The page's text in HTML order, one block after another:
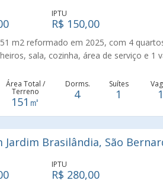
IPTU
R$ 150,00
m2 reformado em 2025, com 4
sala, cozinha, área de serviço e 1
Área Total /
Terreno
151㎡
Dorms.
4
Suítes
1 1
Jardim Brasilândia, São
IPTU
R$ 280,00